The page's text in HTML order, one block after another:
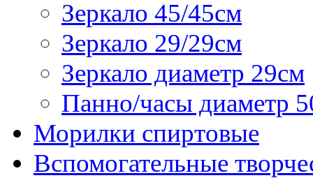
Зеркало 45/45см
Зеркало 29/29см
Зеркало диаметр 29см
Панно/часы диаметр
Морилки спиртовые
Вспомогательные